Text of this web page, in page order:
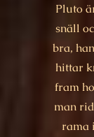
Pluto
snäll
bra,
hittar
fram
man
rama